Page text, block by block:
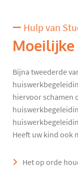
Hulp van
Bijna tweederde
hiervoor schamen
Heeft uw kind ook
Het op orde